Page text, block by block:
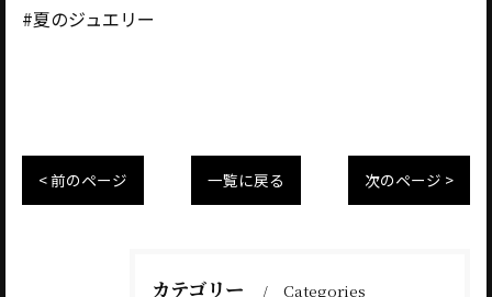
#夏のジュエリー
< 前のページ 一覧に戻る 次のページ >
カテゴリー Categories